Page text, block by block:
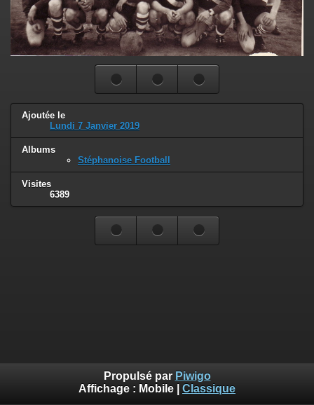
Ajoutée le
Lundi 7 Janvier 2019
Albums
Stéphanoise Football
Visites
6389
Propulsé par Piwigo
Affichage : Mobile Classique